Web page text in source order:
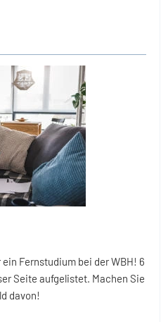
Fernstudium bei der WBH! 6
Seite aufgelistet. Machen Sie
davon!